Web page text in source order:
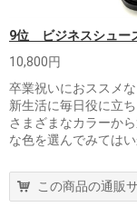
9位 ビジネスシュー
10,800円
卒業祝いにおススメ
新生活に毎日役に立
さまざまなカラーか
な色を選んでみてはい
この商品の通販